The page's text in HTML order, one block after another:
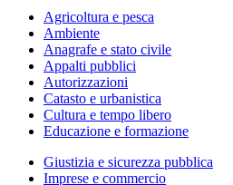
Agricoltura e pesca
Ambiente
Anagrafe e stato civile
Appalti pubblici
Autorizzazioni
Catasto e urbanistica
Cultura e tempo libero
Educazione e formazione
Giustizia e sicurezza pubblica
Imprese e commercio